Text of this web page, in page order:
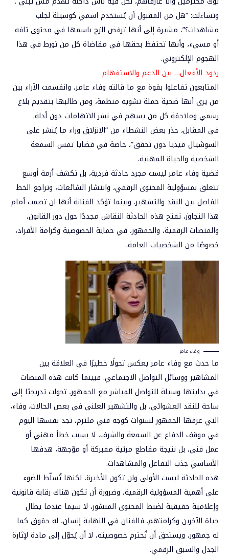
وتساءلت: “هل من المقبول أن يُستخدم اسمي كوسيلة لجلب
مشاهدات؟”، مشيرة إلى أنها ترفض الزج باسمها في محتوى تافه
أو مسيء، وأنها تحتفظ بحقها في مقاضاة كل من تورط في هذا
الهجوم الإلكتروني.
ردود الأفعال… بين الدعم والاستفهام
المتابعون تفاعلوا بقوة مع ما قالته وفاء عامر، وانقسمت الآراء بين
من يرى أنها ضحية حملة تشويه منظمة، ومن طالبها بتقديم بلاغ
رسمي وملاحقة كل من يسهم في نشر الاتهامات دون أدلة.
في المقابل، حذر بعض النشطاء من “الانزلاق وراء ما يُنشر على
السوشيال ميديا دون تحقق”، خاصة في قضايا تمس السمعة
الشخصية والحياة المهنية.
قضية وفاء عامر ليست مجرد حادثة فردية، بلتكشف أزمة أوسع
تتعلق بمسؤولية المحتوى الرقمي، وانتشار الشائعات، وتراجع الخط
الفاصل بين النقد والتشهير. وبينما تؤكد الفنانة أنها لن تصمت أمام
هذا التجاوز، تفتح هذه الحادثة النقاش مجددًا حول دور القانون،
والمنصات الرقمية، والجمهور، في حماية الخصوصية وكرامة الأفراد،
خصوصًا من الشخصيات العامة.
وفاء عامر
ما حدث مع وفاء عامر يعكس تحولًا خطيرًا في العلاقة بين
المشاهير ووسائل التواصل الاجتماعي. فبينما كانت هذه المنصات
في بدايتها وسيلة للتواصل المباشر مع الجمهور، تحولت تدريجيًا إلى
ساحة للنقد العشوائي، بل والتشهير العلني في بعض الحالات. وفاء،
التي عرفها الجمهور لسنوات كوجه فني ملتزم، تجد نفسها اليوم
في موقف الدفاع عن السمعة والشرف، لا بسبب خطأ مهني أو
عمل فني، بل نتيجة مقاطع مرئية مفبركة أو موّجهة، هدفها
الأساسي جذب التفاعل والمشاهدات.
هذه الحادثة ليست الأولى ولن تكون الأخيرة، لكنها تُسلّط الضوء
على أهمية المسؤولية الرقمية، وضرورة أن تكون هناك رقابة قانونية
وإعلامية حقيقية لضبط المحتوى المنشور، لا سيما عندما يطال
حياة الآخرين وكرامتهم. فالفنان في النهاية إنسان، له حقوق كما
له جمهور، ويستحق أن تُحترم خصوصيته، لا أن يُحوّل إلى مادة لإثارة
الجدل والسبق الرقمي.